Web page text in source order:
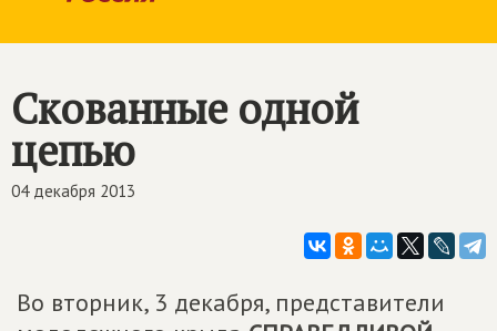
Скованные одной
цепью
04 декабря 2013
Во вторник, 3 декабря, представители